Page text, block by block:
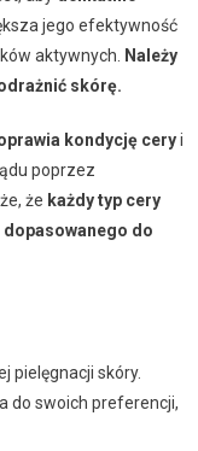
jego efektywność
aktywnych.
Należy
skórę.
kondycję ceryi
poprzez
że każdy typ cery
do
pielęgnacji skóry.
do swoich preferencji,